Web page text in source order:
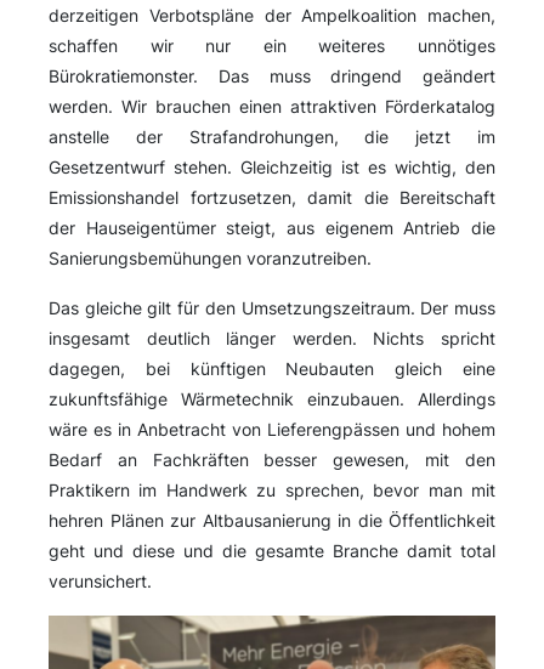
derzeitigen Verbotspläne der Ampelkoalition machen,
schaffen wir nur ein weiteres unnötiges
Bürokratiemonster. Das muss dringend geändert
werden. Wir brauchen einen attraktiven Förderkatalog
anstelle der Strafandrohungen, die jetzt im
Gesetzentwurf stehen. Gleichzeitig ist es wichtig, den
Emissionshandel fortzusetzen, damit die Bereitschaft
der Hauseigentümer steigt, aus eigenem Antrieb die
Sanierungsbemühungen voranzutreiben.
Das gleiche gilt für den Umsetzungszeitraum. Der muss
insgesamt deutlich länger werden. Nichts spricht
dagegen, bei künftigen Neubauten gleich eine
zukunftsfähige Wärmetechnik einzubauen. Allerdings
wäre es in Anbetracht von Lieferengpässen und hohem
Bedarf an Fachkräften besser gewesen, mit den
Praktikern im Handwerk zu sprechen, bevor man mit
hehren Plänen zur Altbausanierung in die Öffentlichkeit
geht und diese und die gesamte Branche damit total
verunsichert.